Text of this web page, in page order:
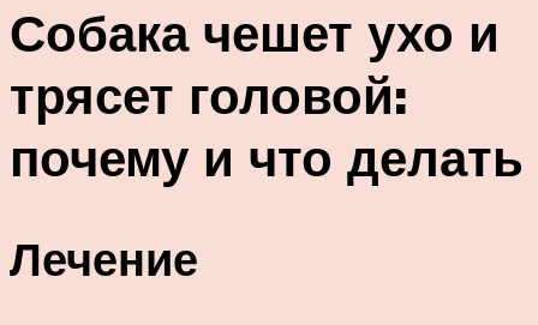
Собака чешет ухо и
трясет головой:
почему и что делать
Лечение